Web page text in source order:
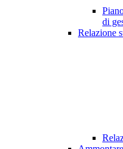
di
Relazione